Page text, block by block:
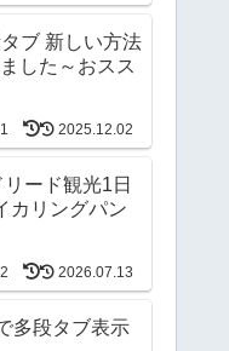
ブ 新しい方法
した～おスス
2025.12.02
ード観光1日
カリングパン
2026.07.13
多段タブ表示